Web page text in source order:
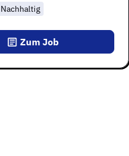
Nachhaltig
Zum Job